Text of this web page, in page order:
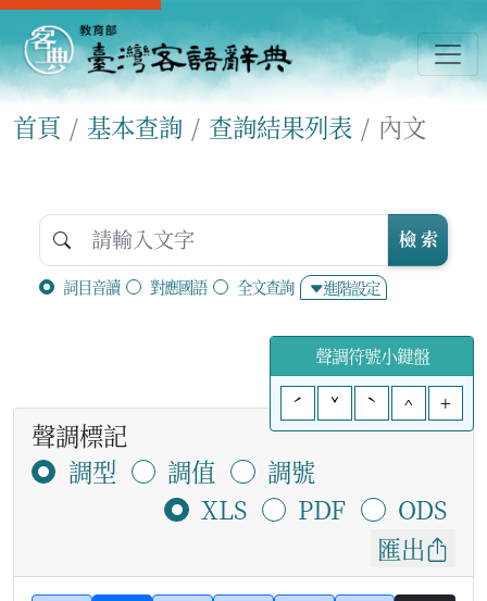
首頁 基本查詢 查詢結果列表 內文
詞目音讀 對應國語 全文查詢 進階設定
檢 索
聲調符號小鍵盤
ˊ
ˇ ˋ ^ +
聲調標記
調型
調值
調號
XLS
PDF
ODS
匯出